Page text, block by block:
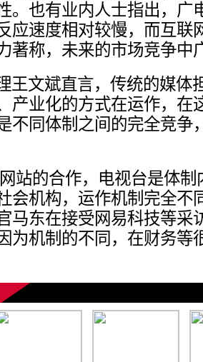
。也有业内人士指出，广
应速度相对较慢，而互联
著称，未来的市场竞争中
王文斌直言，传统的媒体
产业化的方式在运作，在
不同体制之间的完全竞争
站的合作，电视台是体
会机构，运作机制完全不
马东在接受网易科技等采
为机制的不同，在财务等